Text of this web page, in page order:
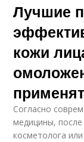
Лучшие
кожи
Согласно
медицины,
косметолога